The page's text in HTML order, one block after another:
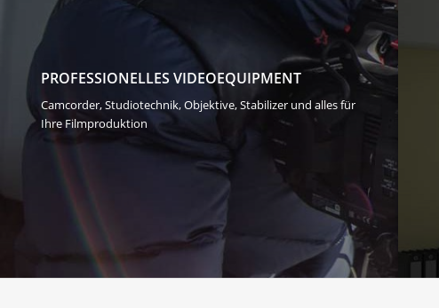
PROFESSIONELLES VIDEOEQUIPMENT
Camcorder, Studiotechnik, Objektive, Stabilizer und alles für
Ihre Filmproduktion